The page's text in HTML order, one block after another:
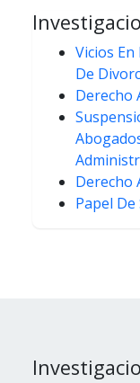
Vicios
De
Derecho
Derecho
Papel